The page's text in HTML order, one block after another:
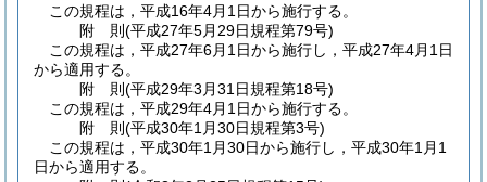
この規程は，平成16年4月1日から施行する。
附 則(平成27年5月29日規程第79号)
この規程は，平成27年6月1日から施行し，平成27年4月1日
から適用する。
附 則(平成29年3月31日規程第18号)
この規程は，平成29年4月1日から施行する。
附 則(平成30年1月30日規程第3号)
この規程は，平成30年1月30日から施行し，平成30年1月1
日から適用する。